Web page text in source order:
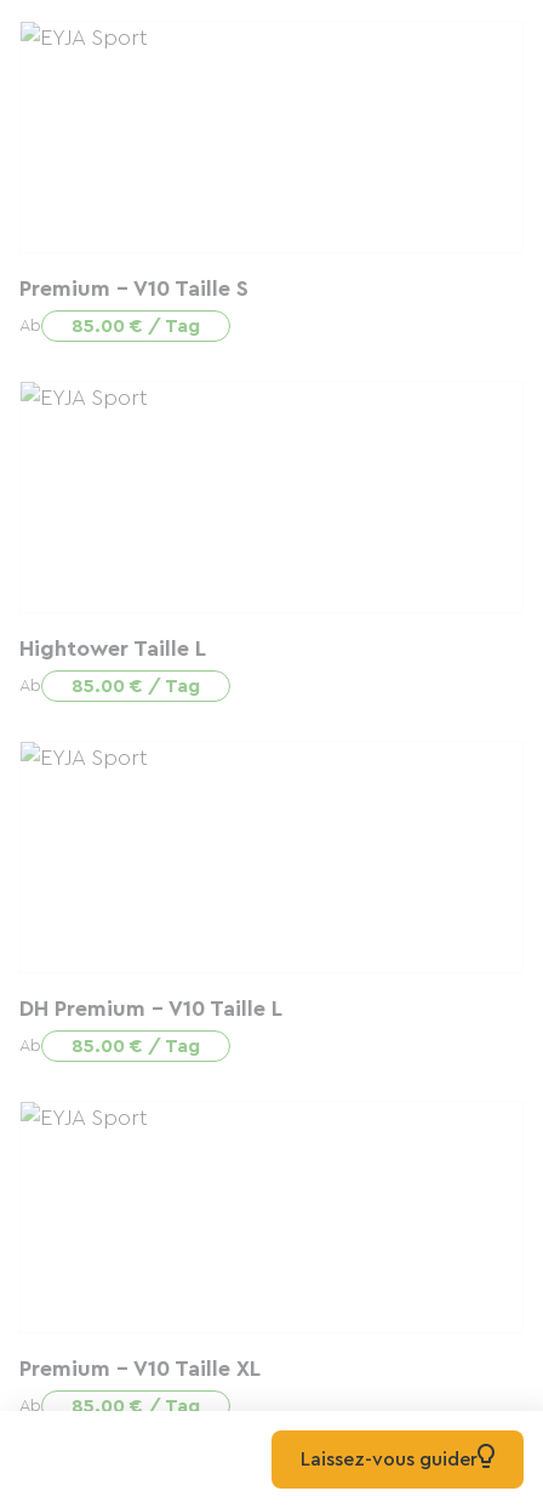
Premium - V10 Taille S
Ab 85.00 € / Tag
Hightower Taille L
Ab 85.00 € / Tag
DH Premium - V10 Taille L
Ab 85.00 € / Tag
Premium - V10 Taille XL
Ab 85.00 € / Tag
Laissez-vous guider